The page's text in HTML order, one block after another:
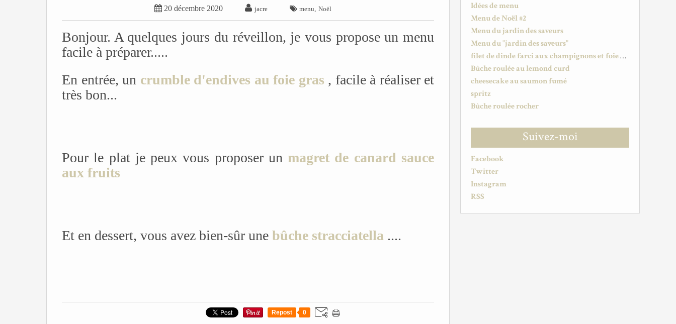
Idées de menu
Menu de Noël #2
Menu du jardin des saveurs
Menu du "jardin des saveurs"
filet de dinde farci aux champignons et foie gras
Bûche roulée au lemond curd
cheesecake au saumon fumé
spritz
Bûche roulée rocher
Suivez-moi
Facebook
Twitter
Instagram
RSS
 20 décembre 2020  jacre  menu Noël
Bonjour. A quelques jours du réveillon, je vous propose un menu
facile à préparer.....
En entrée, un crumble d'endives au foie gras , facile à réaliser et
très bon...
Pour le plat je peux vous proposer un magret de canard sauce
aux fruits
Et en dessert, vous avez bien-sûr une bûche stracciatella ....
Repost 0